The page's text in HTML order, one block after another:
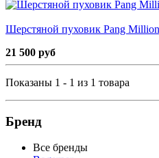
Шерстяной пуховик Pang
21 500 руб
Показаны 1 - 1 из 1 товара
Бренд
Все бренды